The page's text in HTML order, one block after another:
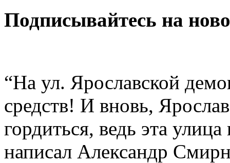
Подписывайтесь на
“На ул. Ярославской
средств! И вновь,
гордиться, ведь эта
написал Александр